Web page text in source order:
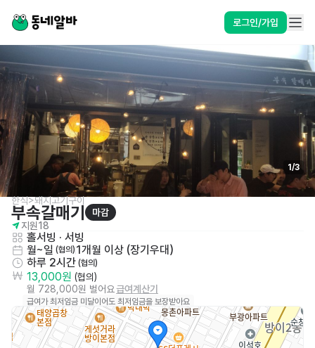
로그인/가입
1/3
한식>돼지고기구이
부속갈매기
마감
지원18
홀서빙 · 서빙
월~일 (협의) 1개월 이상 (장기우대)
하루 2시간 (협의)
13,000원 (협의)
월 728,000원 벌어요급여계산기
급여가 최저임금 미달이어도 최저임금을 보장받아요